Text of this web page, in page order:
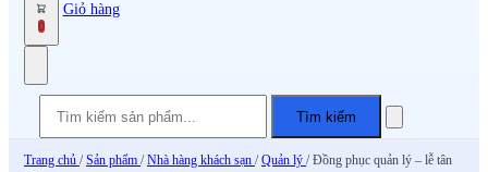
0
Giỏ hàng
Tìm kiếm
Trang chủ / Sản phẩm / Nhà hàng khách sạn / Quản lý / Đồng phục quản lý – lễ tân